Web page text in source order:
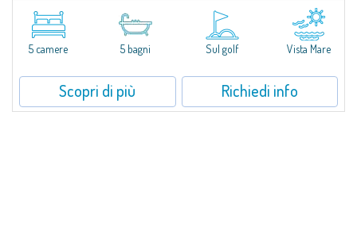
Villa Smeralda, a firma del celebre Architetto Jean Claude Lesuisse, si
affaccia in posizione dominante sulla baia del Pevero, con una vista
panoramica sul mare e sulle colline di Pantogia. La proprietà fa parte di
un...5 camere 5 bagni Sul golf Vista Mare
Scopri di più Richiedi info